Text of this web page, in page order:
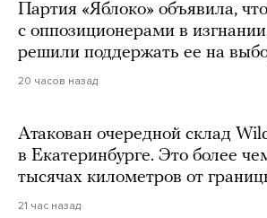
Партия «Яблоко» объявила,
с оппозиционерами в
решили поддержать ее на
20 часов назад
Атакован очередной склад
в Екатеринбурге. Это более
тысячах километров от
21 час назад